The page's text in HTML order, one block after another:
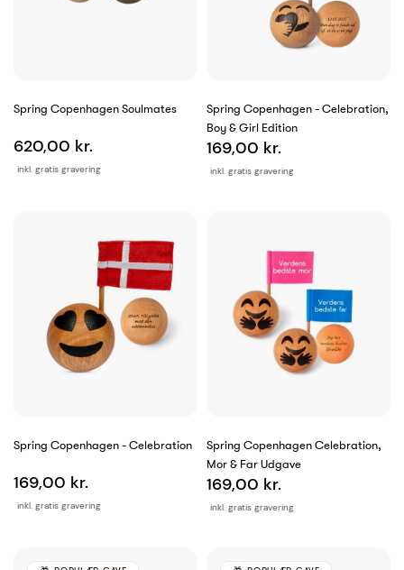
Spring Copenhagen Soulmates
inkl. gratis gravering
620,00 kr.
Spring Copenhagen - Celebration,
Boy & Girl Edition
inkl. gratis gravering
169,00 kr.
Spring Copenhagen - Celebration
inkl. gratis gravering
169,00 kr.
Spring Copenhagen Celebration,
Mor & Far Udgave
inkl. gratis gravering
169,00 kr.